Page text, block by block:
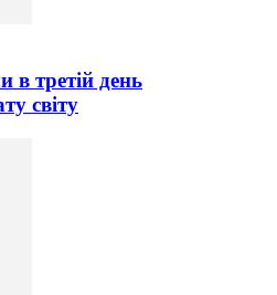
в третій день
світу